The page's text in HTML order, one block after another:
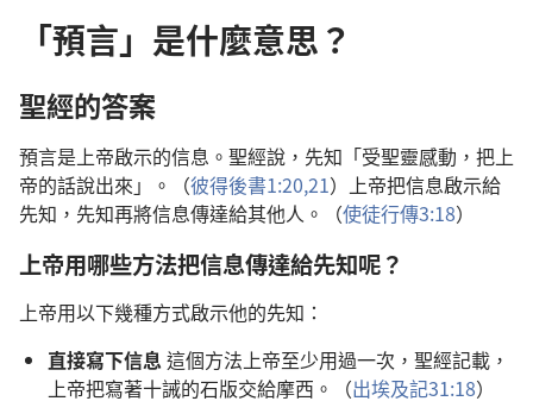
「預言」是什麼意思？
聖經的答案
預言是上帝啟示的信息。聖經說，先知「受聖靈感動，把上
帝的話說出來」。（彼得後書1:20,21）上帝把信息啟示給
先知，先知再將信息傳達給其他人。（使徒行傳3:18）
上帝用哪些方法把信息傳達給先知呢？
上帝用以下幾種方式啟示他的先知：
直接寫下信息這個方法上帝至少用過一次，聖經記載，
上帝把寫著十誡的石版交給摩西。（出埃及記31:18）